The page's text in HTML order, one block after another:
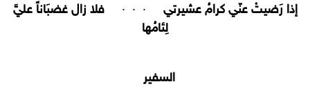
إذا رَضيتْ عنّي كرامُ عشيرتي · · ·فلا زال غضبَاناً عليَّ
لِئامُها
السفير